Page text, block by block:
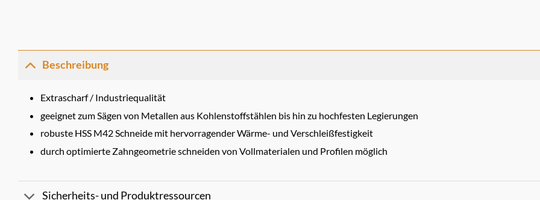
Beschreibung
Extrascharf / Industriequalität
geeignet zum Sägen von Metallen aus Kohlenstoffstählen bis hin zu hochfesten Legierungen
robuste HSS M42 Schneide mit hervorragender Wärme- und Verschleißfestigkeit
durch optimierte Zahngeometrie schneiden von Vollmaterialen und Profilen möglich
Sicherheits- und Produktressourcen